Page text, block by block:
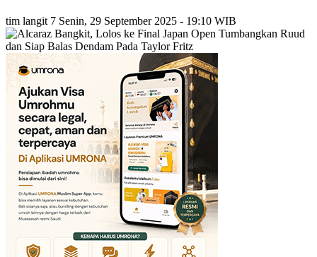
tim langit 7 Senin, 29 September 2025 - 19:10 WIB